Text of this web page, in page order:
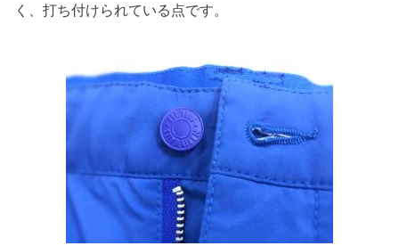
く、打ち付けられている点です。